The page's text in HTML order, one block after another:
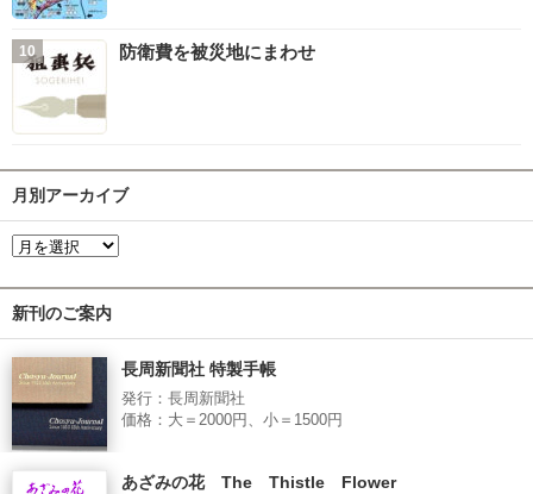
防衛費を被災地にまわせ
月別アーカイブ
新刊のご案内
長周新聞社 特製手帳
発行：長周新聞社
価格：大＝2000円、小＝1500円
あざみの花 The Thistle Flower